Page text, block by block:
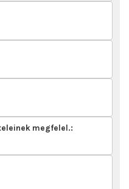
megfelel.: